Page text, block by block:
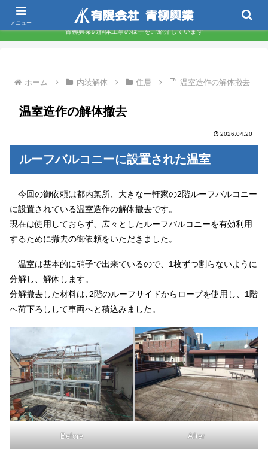
東京都墨田区 下町の解体屋さんです
青柳興業の解体工事の様子をご紹介しています
ホーム 内装解体 住居 温室造作の解体撤去
温室造作の解体撤去
2026.04.20
ルーフバルコニーに設置された温室
今回の御依頼は都内某所、大きな一軒家の2階ルーフバルコニー
に設置されている温室造作の解体撤去です。
現在は使用しておらず、広々としたルーフバルコニーを有効利用
するために撤去の御依頼をいただきました。
温室は基本的に硝子で出来ているので、1枚ずつ割らないように
分解し、解体します。
分解撤去した材料は､2階のルーフサイドからロープを使用し、1階
へ荷下ろしして車両へと積込みました。
Before After
メニュー